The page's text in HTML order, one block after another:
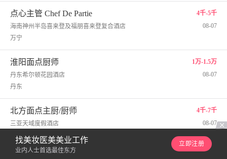
点心主管 Chef De Partie
4千-5千
海南神州半岛喜来登及福朋喜来登复合酒店
08-07
万宁
淮阳面点厨师
1万-1.5万
丹东希尔顿花园酒店
08-07
丹东
北方面点主厨/厨师
4千-7千
三亚天域度假酒店
08-07
三亚
找美妆医美美业工作
业内人士首选最佳东方
立即注册